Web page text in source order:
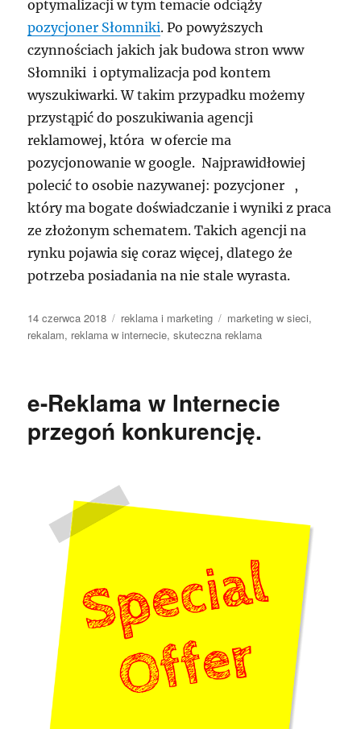
optymalizacji w tym temacie odciąży
pozycjoner Słomniki. Po powyższych
czynnościach jakich jak budowa stron www
Słomniki i optymalizacja pod kontem
wyszukiwarki. W takim przypadku możemy
przystąpić do poszukiwania agencji
reklamowej, która w ofercie ma
pozycjonowanie w google. Najprawidłowiej
polecić to osobie nazywanej: pozycjoner ,
który ma bogate doświadczanie i wyniki z praca
ze złożonym schematem. Takich agencji na
rynku pojawia się coraz więcej, dlatego że
potrzeba posiadania na nie stale wyrasta.
Data
publikacji
14 czerwca 2018 Kategorie
reklama i marketing Tagi
marketing w sieci,
rekalam, reklama w internecie,skuteczna reklama
e-Reklama w Internecie
przegoń konkurencję.